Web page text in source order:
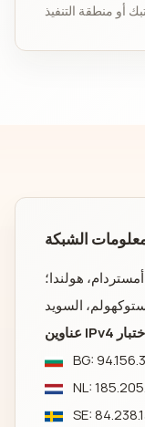
الشبكة
هولندا؛
السويد
BG:
NL:
SE: